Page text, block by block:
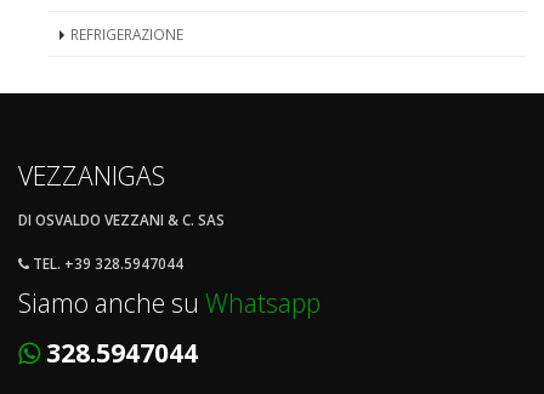
REFRIGERAZIONE
VEZZANIGAS
DI OSVALDO VEZZANI & C. SAS
TEL. +39 328.5947044
Siamo anche su Whatsapp
328.5947044